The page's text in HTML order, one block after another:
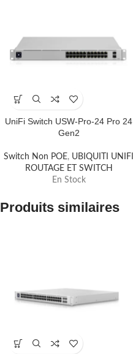
UniFi Switch USW-Pro-24 Pro 24
Gen2
Switch Non POE, UBIQUITI UNIFI
ROUTAGE ET SWITCH
En Stock
Produits similaires